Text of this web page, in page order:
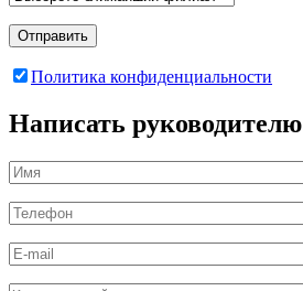
Отправить
Политика конфиденциальности
Написать руководителю